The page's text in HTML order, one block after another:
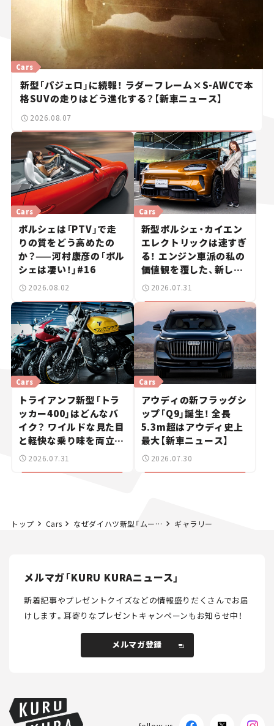
新型「パジェロ」に続報！ ラダーフレーム×S-AWCで本
格SUVの走りはどう進化する？【新車ニュース】
Cars
2026.08.07
ポルシェは「PTV」で走
りの質をどう高めたの
か？——河村康彦の「ポル
シェは凄い！」#16
Cars
2026.08.02
新型ポルシェ・カイエン
エレクトリックは速すぎ
る！ エンジン車派の私の
価値観を覆した、新しい
ポルシェの走り。
Cars
2026.07.31
トライアンフ新型「トラ
ッカー400」はどんなバ
イク？ ワイルドな見た目
と軽快な乗り味を両立し
た400ccフラットトラッ
Cars
2026.07.31
アウディの新フラッグシ
ップ「Q9」誕生！ 全長
5.3m超はアウディ史上
最大【新車ニュース】
Cars
2026.07.30
トップ Cars なぜダイハツ新型「ムーヴ」はちょうどいい？ 令和の軽自動車がたどり着いた心地よさの正体【瀬イオナの試乗レビュー】 ギャラリー
メルマガ「KURU KURAニュース」
新着記事やプレゼントクイズなどの情報盛りだくさんでお届
けします。耳寄りなプレゼントキャンペーンもお知らせ中！
メルマガ登録